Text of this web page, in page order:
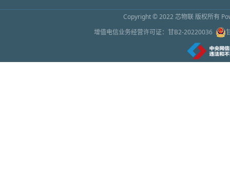
Copyright © 2022 芯物联版权所有
增值电信业务经营许可证： 甘B2-20220036